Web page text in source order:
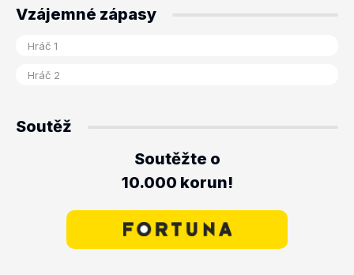
Vzájemné zápasy
Soutěž
Soutěžte o
10.000 korun!